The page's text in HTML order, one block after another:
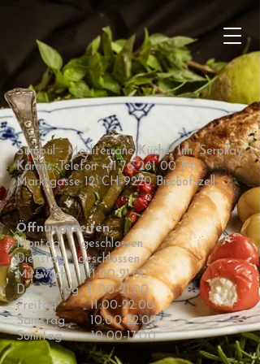
MEDITERRANE
KÜCHE
Sümbül - Mediterrane Küche, Inh. Serpilay
Karmis, Telefon+41 76 261 00 84
Marktgasse 12, CH-9220 Bischofszell
Öffnungszeiten:
​Montag geschlossen
Dienstag geschlossen
Mittwoch 11:00-21:00
Donnerstag 11:00-21:00
Freitag 11:00-22:00
Samstag 10:00-22:00
Sonntag 10:00-17:00